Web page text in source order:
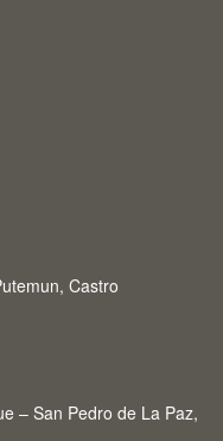
Castro
– San Pedro de La Paz,